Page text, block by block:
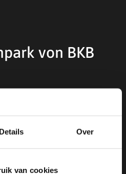
Details Over
van cookies
von BKB
breiten Palette an CNC-